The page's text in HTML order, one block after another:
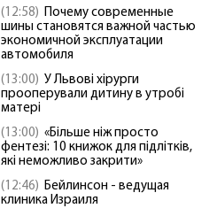
(12:58) Почему современные
шины становятся важной частью
экономичной эксплуатации
автомобиля
(13:00) У Львові хірурги
прооперували дитину в утробі
матері
(13:00) «Більше ніж просто
фентезі: 10 книжок для підлітків,
які неможливо закрити»
(12:46) Бейлинсон - ведущая
клиника Израиля